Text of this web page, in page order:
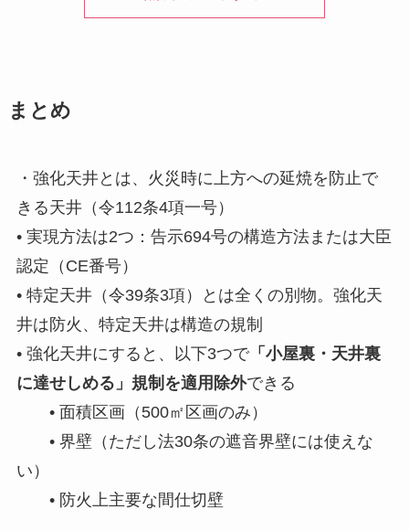
まとめ
・強化天井とは、火災時に上方への延焼を防止で
きる天井（令112条4項一号）
• 実現方法は2つ：告示694号の構造方法または大臣
認定（CE番号）
• 特定天井（令39条3項）とは全くの別物。強化天
井は防火、特定天井は構造の規制
• 強化天井にすると、以下3つで「小屋裏・天井裏
に達せしめる」規制を適用除外できる
• 面積区画（500㎡区画のみ）
• 界壁（ただし法30条の遮音界壁には使えな
い）
• 防火上主要な間仕切壁